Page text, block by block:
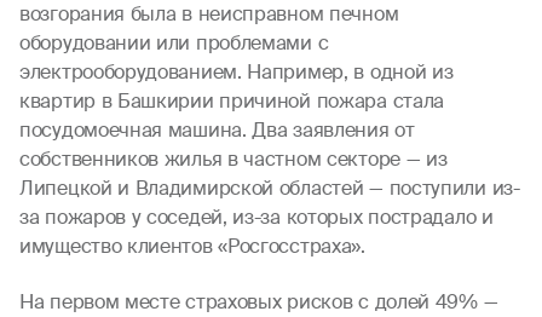
возгорания была в неисправном печном
оборудовании или проблемами с
электрооборудованием. Например, в одной из
квартир в Башкирии причиной пожара стала
посудомоечная машина. Два заявления от
собственников жилья в частном секторе — из
Липецкой и Владимирской областей — поступили из-
за пожаров у соседей, из-за которых пострадало и
имущество клиентов «Росгосстраха».
На первом месте страховых рисков с долей 49% —